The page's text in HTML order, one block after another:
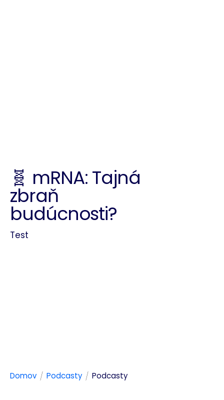
🧬 mRNA: Tajná
zbraň
budúcnosti?
Test
Domov / Podcasty / Podcasty